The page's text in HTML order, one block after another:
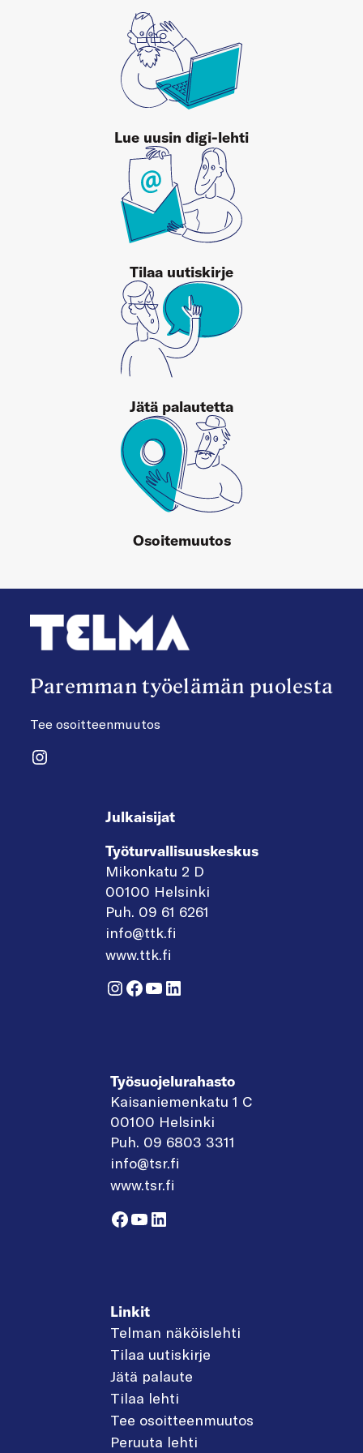
Lue uusin digi-lehti
Tilaa uutiskirje
Jätä palautetta
Osoitemuutos
Paremman työelämän puolesta
Tee osoitteenmuutos
Instagram
Julkaisijat
Työturvallisuuskeskus
Mikonkatu 2 D
00100 Helsinki
Puh. 09 61 6261
info@ttk.fi
www.ttk.fi
Instagram
Facebook
YouTube
LinkedIn
Työsuojelurahasto
Kaisaniemenkatu 1 C
00100 Helsinki
Puh. 09 6803 3311
info@tsr.fi
www.tsr.fi
Facebook
YouTube
LinkedIn
Linkit
Telman näköislehti
Tilaa uutiskirje
Jätä palaute
Tilaa lehti
Tee osoitteenmuutos
Peruuta lehti